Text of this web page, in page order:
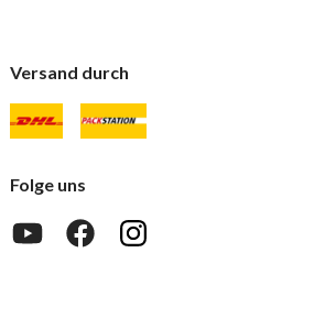
Versand durch
Folge uns